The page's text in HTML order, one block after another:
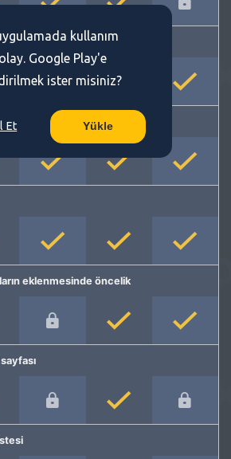
eklenmesinde öncelik
kullanım
Google Play'e
ister misiniz?
Et Yükle